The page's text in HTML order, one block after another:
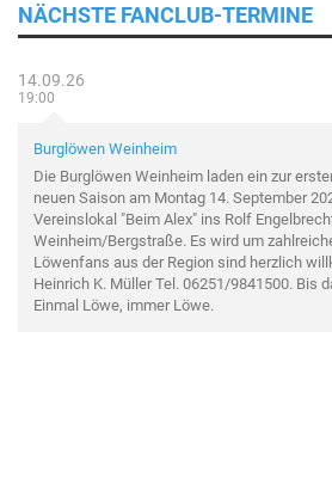
NÄCHSTE FANCLUB-TERMINE
14.09.26
19:00
Burglöwen Weinheim
Die Burglöwen Weinheim laden ein zur
neuen Saison am Montag 14. September
Vereinslokal "Beim Alex" ins Rolf
Weinheim/Bergstraße. Es wird um
Löwenfans aus der Region sind herzlich
Heinrich K. Müller Tel. 06251/9841500. Bis
Einmal Löwe, immer Löwe.